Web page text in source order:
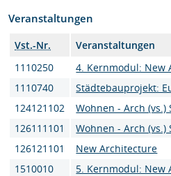
Veranstaltungen
Vst.-Nr.
Veranstaltungen
1110250
4. Kernmodul: New
1110740
Städtebauprojekt:
124121102
Wohnen - Arch (vs.)
126111101
Wohnen - Arch (vs.)
126121101
New Architecture
1510010
5. Kernmodul: New